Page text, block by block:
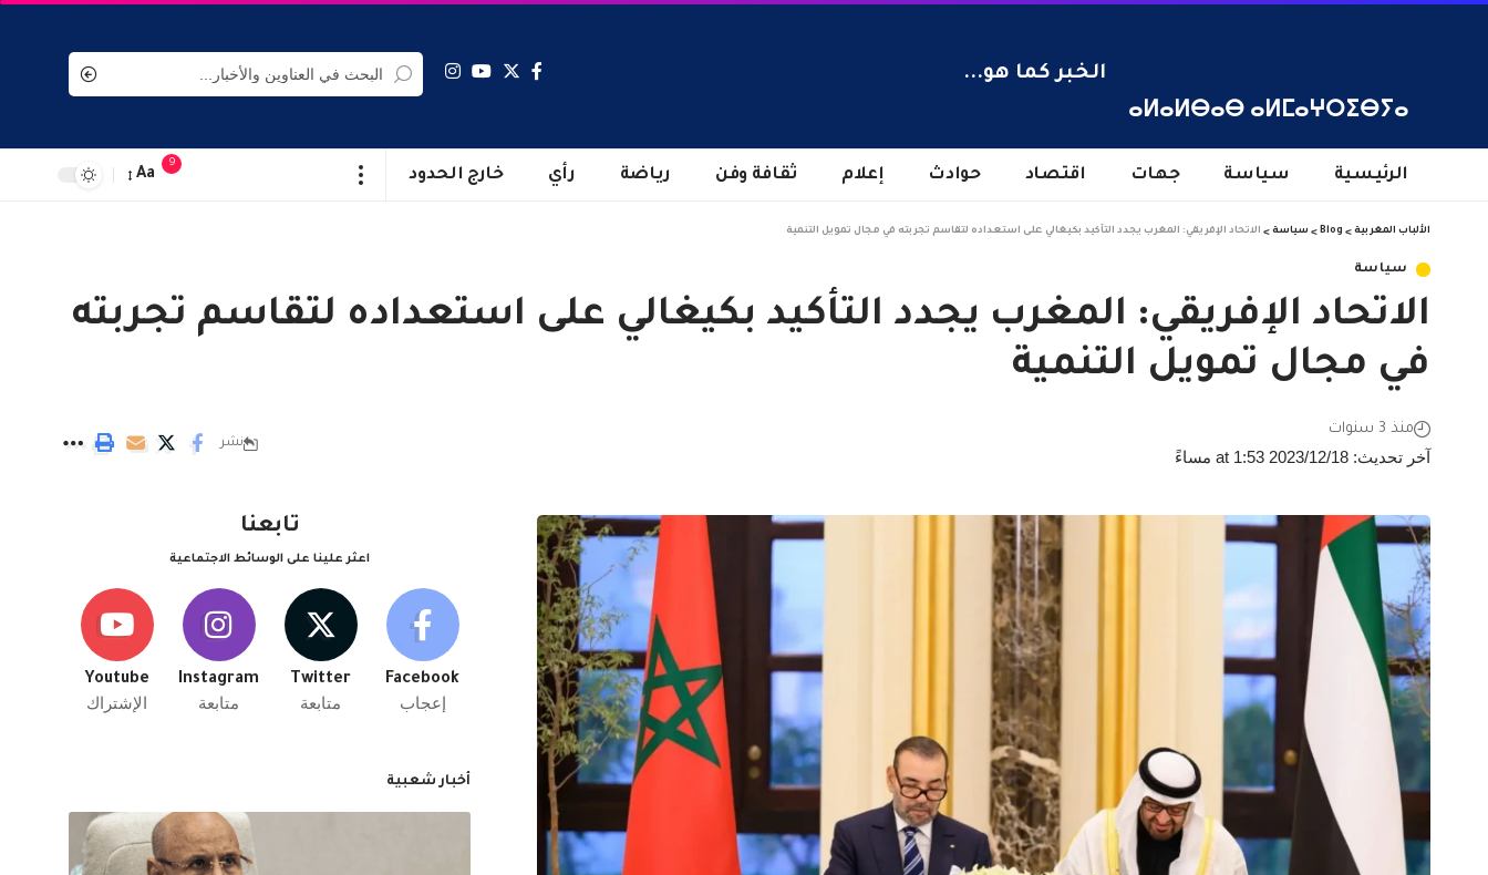
ⴰⵍⴰⵍⴱⴰⴱ ⴰⵍⵎⴰⵖⵔⵉⴱⵢⴰ
الخبر كما هو...
الرئيسية سياسة جهات اقتصاد حوادث إعلام ثقافة وفن رياضة رأي خارج الحدود
9
Aa
الألباب المغربية >
Blog
> سياسة > الاتحاد الإفريقي: المغرب يجدد التأكيد بكيغالي على استعداده لتقاسم تجربته في مجال تمويل التنمية
سياسة
الاتحاد الإفريقي: المغرب يجدد التأكيد بكيغالي على استعداده لتقاسم تجربته
في مجال تمويل التنمية
آخر تحديث: 2023/12/18 at 1:53 مساءً
منذ 3 سنوات
نشر
تابعنا
اعثر علينا على الوسائط الاجتماعية
Facebook
إعجاب
Twitter
متابعة
Instagram
متابعة
Youtube
الإشتراك
أخبار شعبية